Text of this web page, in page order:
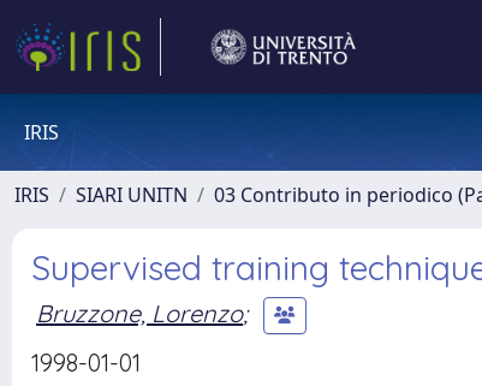
IRIS
IRIS SIARI UNITN 03 Contributo in periodico
Supervised training
Bruzzone, Lorenzo;
1998-01-01